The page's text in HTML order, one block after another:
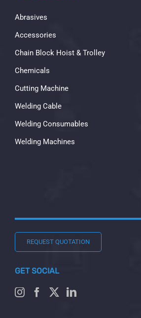
Abrasives
Accessories
Chain Block Hoist & Trolley
Chemicals
Cutting Machine
Welding Cable
Welding Consumables
Welding Machines
REQUEST QUOTATION
GET SOCIAL